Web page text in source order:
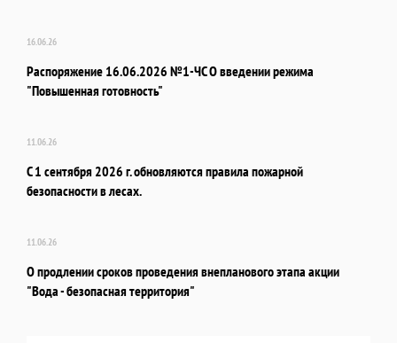
16.06.26
Распоряжение 16.06.2026 №1-ЧС О введении режима
"Повышенная готовность"
11.06.26
С 1 сентября 2026 г. обновляются правила пожарной
безопасности в лесах.
11.06.26
О продлении сроков проведения внепланового этапа акции
"Вода - безопасная территория"